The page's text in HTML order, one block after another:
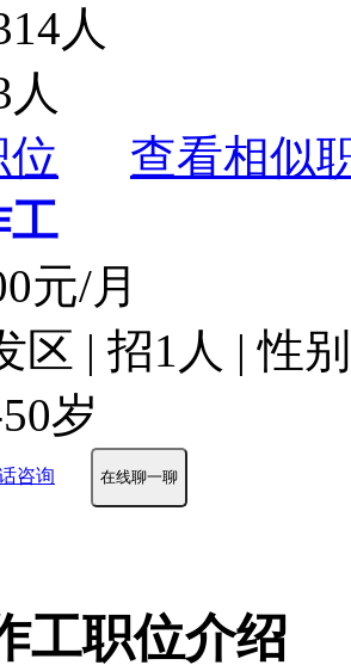
人
查看相似
工
元/月
区 | 招1人 | 性
岁
咨询 在线聊一聊
工职位介绍